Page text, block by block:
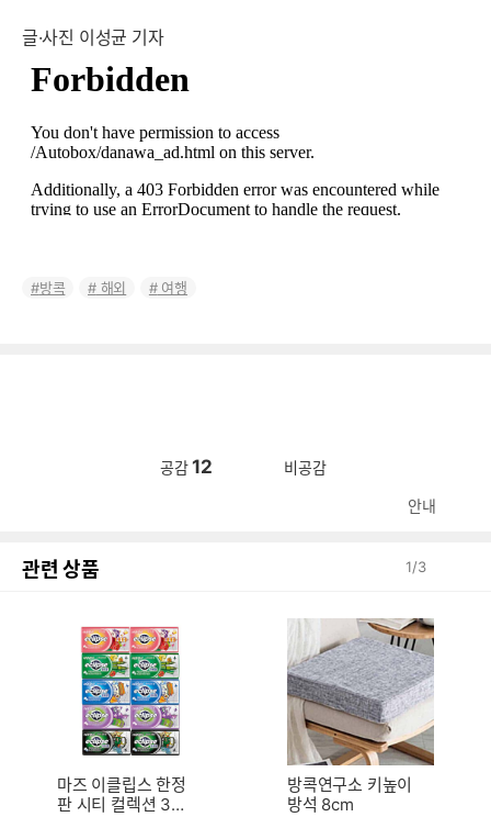
글·사진 이성균 기자
방콕 해외 여행
공감12 비공감
안내
관련 상품 1/3
마즈 이클립스 한정
판 시티 컬렉션 34g
방콕연구소 키높이
방석 8cm